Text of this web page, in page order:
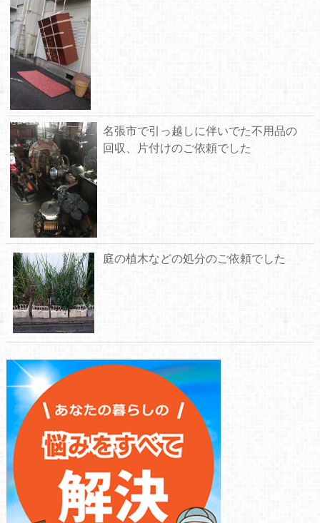
名張市で引っ越しに伴いでた不用品の
回収、片付けのご依頼でした
庭の植木などの処分のご依頼でした